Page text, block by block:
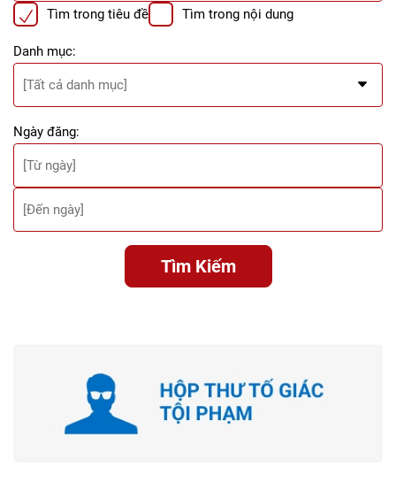
Tìm trong tiêu đề Tìm trong nội dung
Danh mục:
Ngày đăng:
Tìm Kiếm